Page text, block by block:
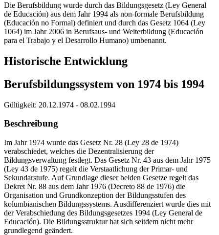
Die Berufsbildung wurde durch das Bildungsgesetz (Ley General
de Educación) aus dem Jahr 1994 als non-formale Berufsbildung
(Educación no Formal) definiert und durch das Gesetz 1064 (Ley
1064) im Jahr 2006 in Berufsaus- und Weiterbildung (Educación
para el Trabajo y el Desarrollo Humano) umbenannt.
Historische Entwicklung
Berufsbildungssystem von 1974 bis 1994
Gültigkeit: 20.12.1974 - 08.02.1994
Beschreibung
Im Jahr 1974 wurde das Gesetz Nr. 28 (Ley 28 de 1974)
verabschiedet, welches die Dezentralisierung der
Bildungsverwaltung festlegt. Das Gesetz Nr. 43 aus dem Jahr 1975
(Ley 43 de 1975) regelt die Verstaatlichung der Primar- und
Sekundarstufe. Auf Grundlage dieser beiden Gesetze regelt das
Dekret Nr. 88 aus dem Jahr 1976 (Decreto 88 de 1976) die
Organisation und Grundkonzeption der Bildungsstufen des
kolumbianischen Bildungssystems. Ausdifferenziert wurde dies mit
der Verabschiedung des Bildungsgesetzes 1994 (Ley General de
Educación). Die Bildungsstruktur hat sich seitdem nicht mehr
grundlegend geändert.